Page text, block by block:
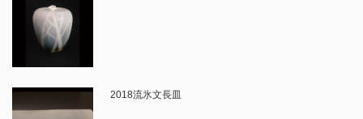
2018流氷文長皿